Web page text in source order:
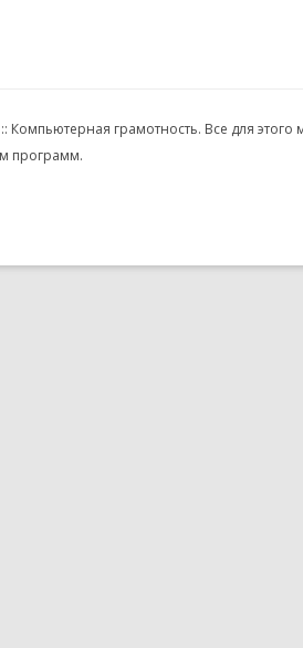
:: Компьютерная грамотность. Все для
программ.